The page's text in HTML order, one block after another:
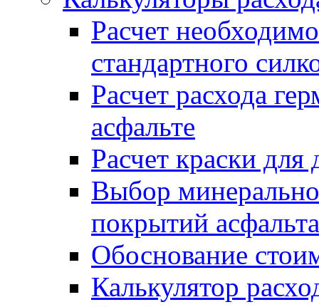
Расчет
стандартного
Расчет расхода
асфальте
Расчет краски
Выбор
покрытий асфальта
Обоснование
Калькулятор